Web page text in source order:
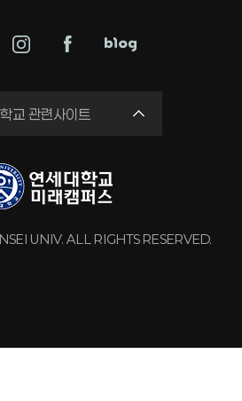
UNIV. ALL RIGHTS RESERVED.
교 관련사이트
미래평생교육원
실 안전관리시스템
세브란스병원
강남세브란스병원